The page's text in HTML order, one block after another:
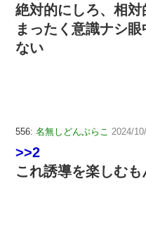
絶対的にしろ、相対
まったく意識ナシ
ない
556: 名無しどんぶらこ 2024/
>>2
これ誘導を楽しむも